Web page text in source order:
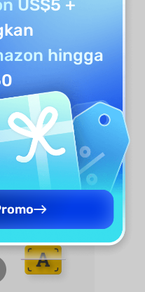
Batch PDF
US$5 +
hingga